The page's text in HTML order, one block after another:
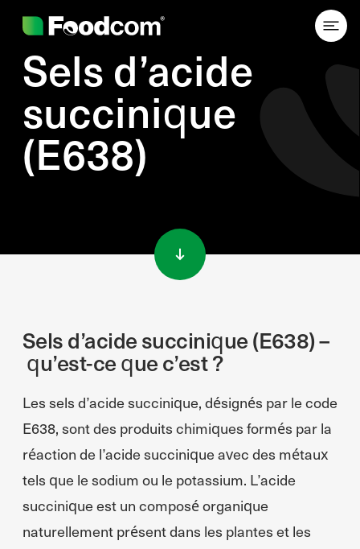
Sels d’acide
succinique
(E638)
Sels d’acide succinique (E638) –
qu’est-ce que c’est ?
Les sels d’acide succinique, désignés par le code
E638, sont des produits chimiques formés par la
réaction de l’acide succinique avec des métaux
tels que le sodium ou le potassium. L’acide
succinique est un composé organique
naturellement présent dans les plantes et les